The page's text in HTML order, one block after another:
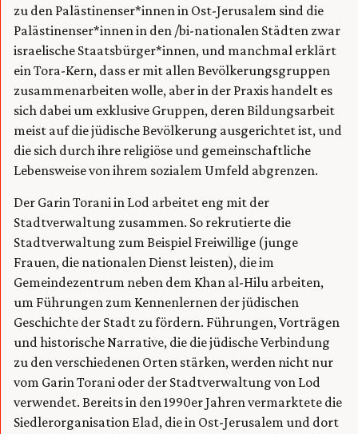
zu den Palästinenser*innen in Ost-Jerusalem sind die
Palästinenser*innen in den /bi-nationalen Städten zwar
israelische Staatsbürger*innen, und manchmal erklärt
ein Tora-Kern, dass er mit allen Bevölkerungsgruppen
zusammenarbeiten wolle, aber in der Praxis handelt es
sich dabei um exklusive Gruppen, deren Bildungsarbeit
meist auf die jüdische Bevölkerung ausgerichtet ist, und
die sich durch ihre religiöse und gemeinschaftliche
Lebensweise von ihrem sozialem Umfeld abgrenzen.
Der Garin Torani in Lod arbeitet eng mit der
Stadtverwaltung zusammen. So rekrutierte die
Stadtverwaltung zum Beispiel Freiwillige (junge
Frauen, die nationalen Dienst leisten), die im
Gemeindezentrum neben dem Khan al-Hilu arbeiten,
um Führungen zum Kennenlernen der jüdischen
Geschichte der Stadt zu fördern. Führungen, Vorträgen
und historische Narrative, die die jüdische Verbindung
zu den verschiedenen Orten stärken, werden nicht nur
vom Garin Torani oder der Stadtverwaltung von Lod
verwendet. Bereits in den 1990er Jahren vermarktete die
Siedlerorganisation Elad, die in Ost-Jerusalem und dort